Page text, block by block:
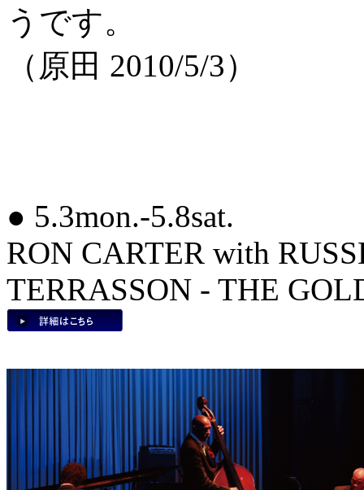
うです。
（原田 2010/5/3）
● 5.3mon.-5.8sat.
RON CARTER with
TERRASSON - THE